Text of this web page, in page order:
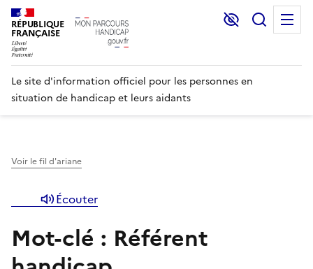
RÉPUBLIQUE
FRANÇAISE
Lecture et
Le site d'information officiel pour les personnes en
situation de handicap et leurs aidants
Voir le fil d'ariane
Écouter
Mot-clé : Référent